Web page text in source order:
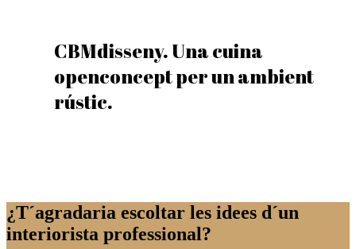
CBMdisseny. Una cuina
openconcept per un ambient
rústic.
¿T´agradaria escoltar les idees d´un
interiorista professional?